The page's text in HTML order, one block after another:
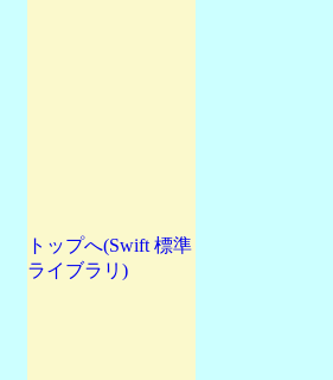
トップへ(Swift 標準
ライブラリ)